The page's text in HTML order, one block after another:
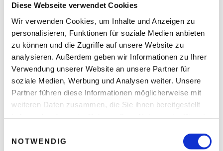
Diese Webseite verwendet Cookies
Wir verwenden Cookies, um Inhalte und Anzeigen zu
personalisieren, Funktionen für soziale Medien anbieten
zu können und die Zugriffe auf unsere Website zu
analysieren. Außerdem geben wir Informationen zu Ihrer
Verwendung unserer Website an unsere Partner für
soziale Medien, Werbung und Analysen weiter. Unsere
Partner führen diese Informationen möglicherweise mit
weiteren Daten zusammen, die Sie ihnen bereitgestellt
NOTWENDIG
READ NEXT
Fast die Hälfte aller neu
zugelassenen Pkw haben
alternative
Antriebssysteme
Leave A Reply
Ihre E-Mail-Adresse wird nicht veröffentlicht.
KOMMENTAR